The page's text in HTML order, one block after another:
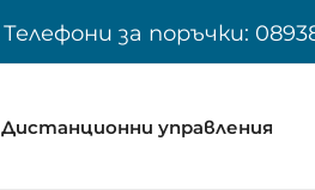
Телефони за поръчки:
Дистанционни управления